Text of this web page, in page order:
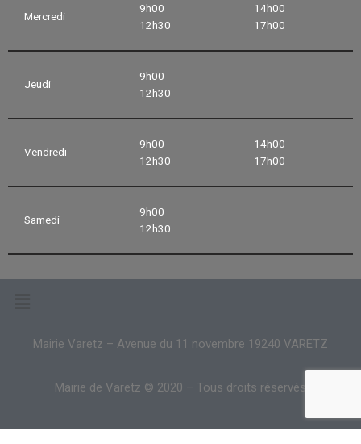
Mercredi
9h00
12h30
14h00
17h00
Jeudi
9h00
12h30
Vendredi
9h00
12h30
14h00
17h00
Samedi
9h00
12h30
Mairie Varetz – Avenue du 11 novembre 19240 VARETZ
Mairie de Varetz © 2020 – Tous droits réservés